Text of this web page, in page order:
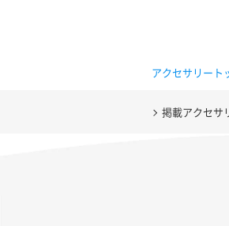
アクセサリート
掲載アクセサ